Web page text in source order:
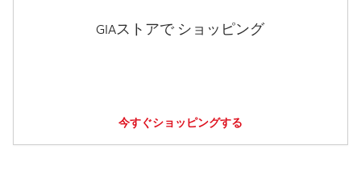
GIAストアで ショッピング
今すぐショッピングする